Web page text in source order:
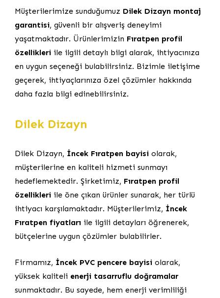
Müşterilerimize sunduğumuz Dilek Dizayn montaj
garantisi, güvenli bir alışveriş deneyimi
yaşatmaktadır. Ürünlerimizin Fıratpen profil
özellikleri ile ilgili detaylı bilgi alarak, ihtiyacınıza
en uygun seçeneği bulabilirsiniz. Bizimle iletişime
geçerek, ihtiyaçlarınıza özel çözümler hakkında
daha fazla bilgi edinebilirsiniz.
Dilek Dizayn
Dilek Dizayn, İncek Fıratpen bayisi olarak,
müşterilerine en kaliteli hizmeti sunmayı
hedeflemektedir. Şirketimiz, Fıratpen profil
özellikleri ile öne çıkan ürünler sunarak, her türlü
ihtiyacı karşılamaktadır. Müşterilerimiz, İncek
Fıratpen fiyatları ile ilgili detayları öğrenerek,
bütçelerine uygun çözümler bulabilirler.
Firmamız, İncek PVC pencere bayisi olarak,
yüksek kaliteli enerji tasarruflu doğramalar
sunmaktadır. Bu sayede, hem enerji verimliliği